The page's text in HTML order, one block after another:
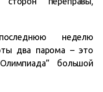
неделю
два парома – это
большой